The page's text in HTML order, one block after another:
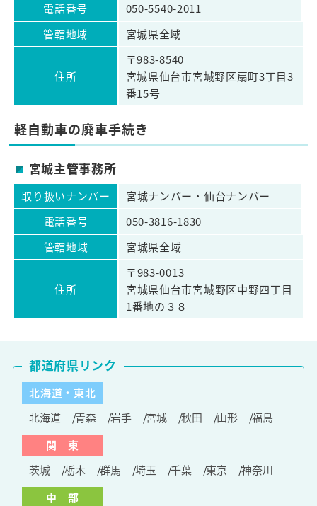
電話番号
050-5540-2011
管轄地域
宮城県全域
住所
〒983-8540
宮城県仙台市宮城野区扇町3丁目3
番15号
軽自動車の廃車手続き
宮城主管事務所
取り扱いナンバー
宮城ナンバー・仙台ナンバー
電話番号
050-3816-1830
管轄地域
宮城県全域
住所
〒983-0013
宮城県仙台市宮城野区中野四丁目
1番地の３８
北海道・東北
北海道
青森 岩手 宮城 秋田 山形
福島
関 東
茨城
栃木 群馬 埼玉 千葉 東京
神奈川
中 部
都道府県リンク